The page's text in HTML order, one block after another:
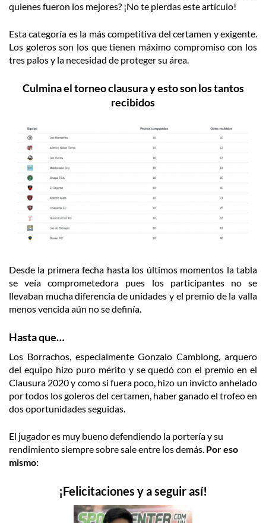
quienes fueron los mejores? ¡No te pierdas este artículo!
Esta categoría es la más competitiva del certamen y exigente.
Los goleros son los que tienen máximo compromiso con los
tres palos y la necesidad de proteger su área.
Culmina el torneo clausura y esto son los tantos
recibidos
Desde la primera fecha hasta los últimos momentos la tabla
se veía comprometedora pues los participantes no se
llevaban mucha diferencia de unidades y el premio de la valla
menos vencida aún no se definía.
Hasta que…
Los Borrachos, especialmente Gonzalo Camblong, arquero
del equipo hizo puro mérito y se quedó con el premio en el
Clausura 2020 y como si fuera poco, hizo un invicto anhelado
por todos los goleros del certamen, haber ganado el trofeo en
dos oportunidades seguidas.
El jugador es muy bueno defendiendo la portería y su
rendimiento siempre sobre sale entre los demás. Por eso
mismo:
¡Felicitaciones y a seguir así!